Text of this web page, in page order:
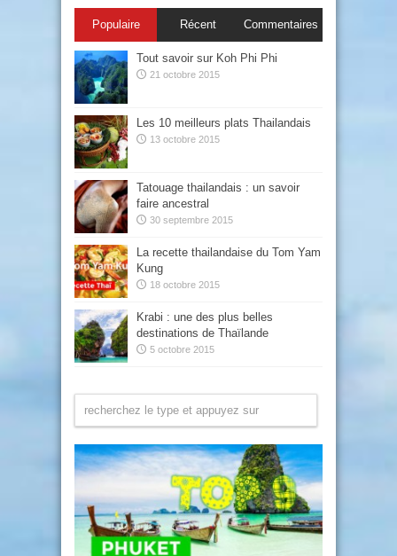
Populaire Récent Commentaires
Tout savoir sur Koh Phi Phi
21 octobre 2015
Les 10 meilleurs plats Thailandais
13 octobre 2015
Tatouage thailandais : un savoir
faire ancestral
30 septembre 2015
La recette thailandaise du Tom Yam
Kung
18 octobre 2015
Krabi : une des plus belles
destinations de Thaïlande
5 octobre 2015